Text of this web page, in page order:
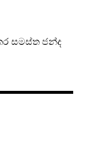
සමස්ත ජන්ද